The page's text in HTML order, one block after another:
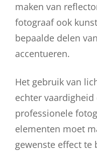
maken van
fotograaf ook
bepaalde delen
accentueren.
Het gebruik van
echter vaardigheid
professionele
elementen moet
gewenste effect te